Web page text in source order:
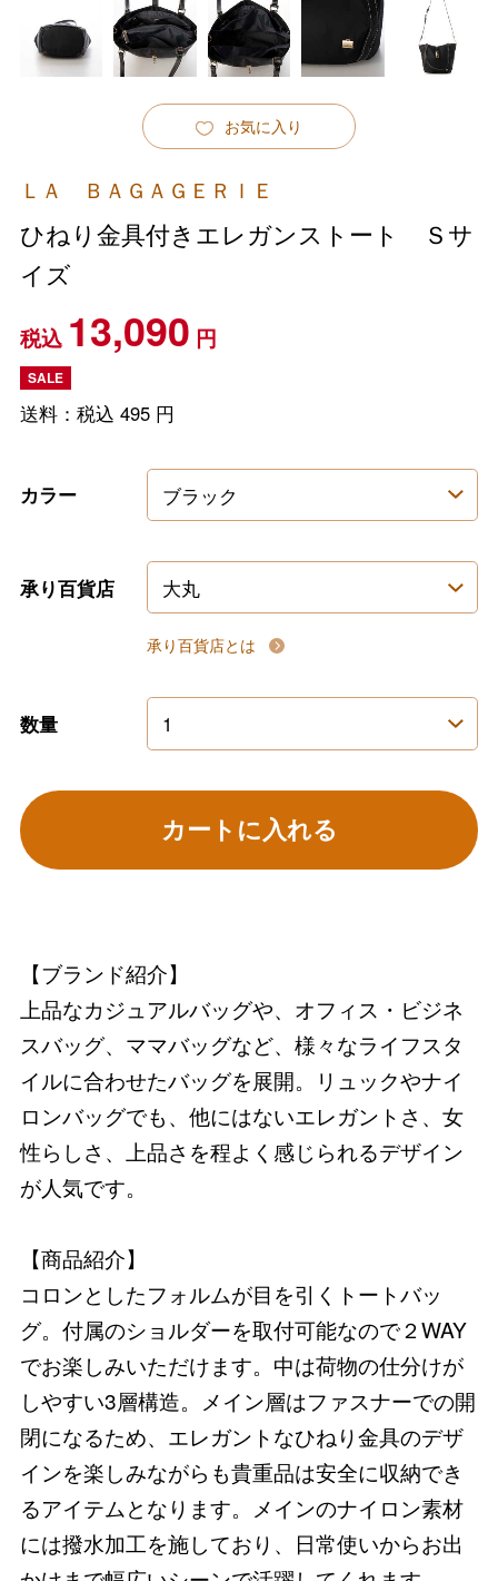
お気に入り
ＬＡ ＢＡＧＡＧＥＲＩＥ
ひねり金具付きエレガンストート Ｓサ
イズ
税込 13,090 円
SALE
送料：税込 495円
カラー
承り百貨店
承り百貨店とは
数量
カートに入れる
【ブランド紹介】
上品なカジュアルバッグや、オフィス・ビジネ
スバッグ、ママバッグなど、様々なライフスタ
イルに合わせたバッグを展開。リュックやナイ
ロンバッグでも、他にはないエレガントさ、女
性らしさ、上品さを程よく感じられるデザイン
が人気です。
【商品紹介】
コロンとしたフォルムが目を引くトートバッ
グ。付属のショルダーを取付可能なので２WAY
でお楽しみいただけます。中は荷物の仕分けが
しやすい3層構造。メイン層はファスナーでの開
閉になるため、エレガントなひねり金具のデザ
インを楽しみながらも貴重品は安全に収納でき
るアイテムとなります。メインのナイロン素材
には撥水加工を施しており、日常使いからお出